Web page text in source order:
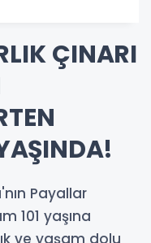
ÇINARI
Payallar
101 yaşına
ve yaşam dolu